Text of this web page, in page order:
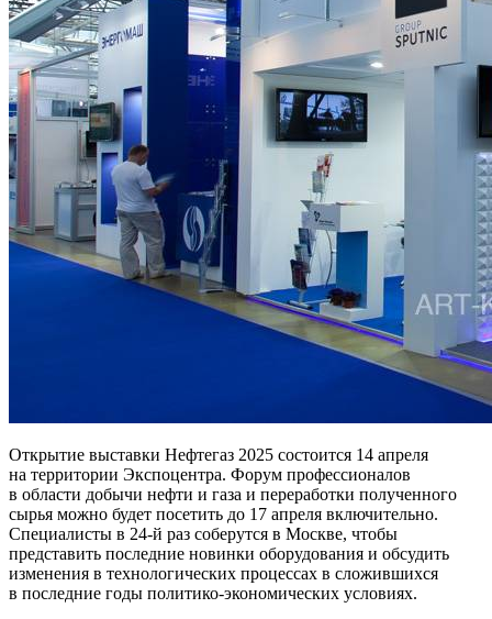
Открытие выставки Нефтегаз 2025 состоится 14 апреля
на территории Экспоцентра. Форум профессионалов
в области добычи нефти и газа и переработки полученного
сырья можно будет посетить до 17 апреля включительно.
Специалисты в 24-й раз соберутся в Москве, чтобы
представить последние новинки оборудования и обсудить
изменения в технологических процессах в сложившихся
в последние годы политико-экономических условиях.